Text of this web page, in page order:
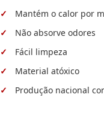
Mantém o calor por
Não absorve odores
Fácil limpeza
Material atóxico
Produção nacional